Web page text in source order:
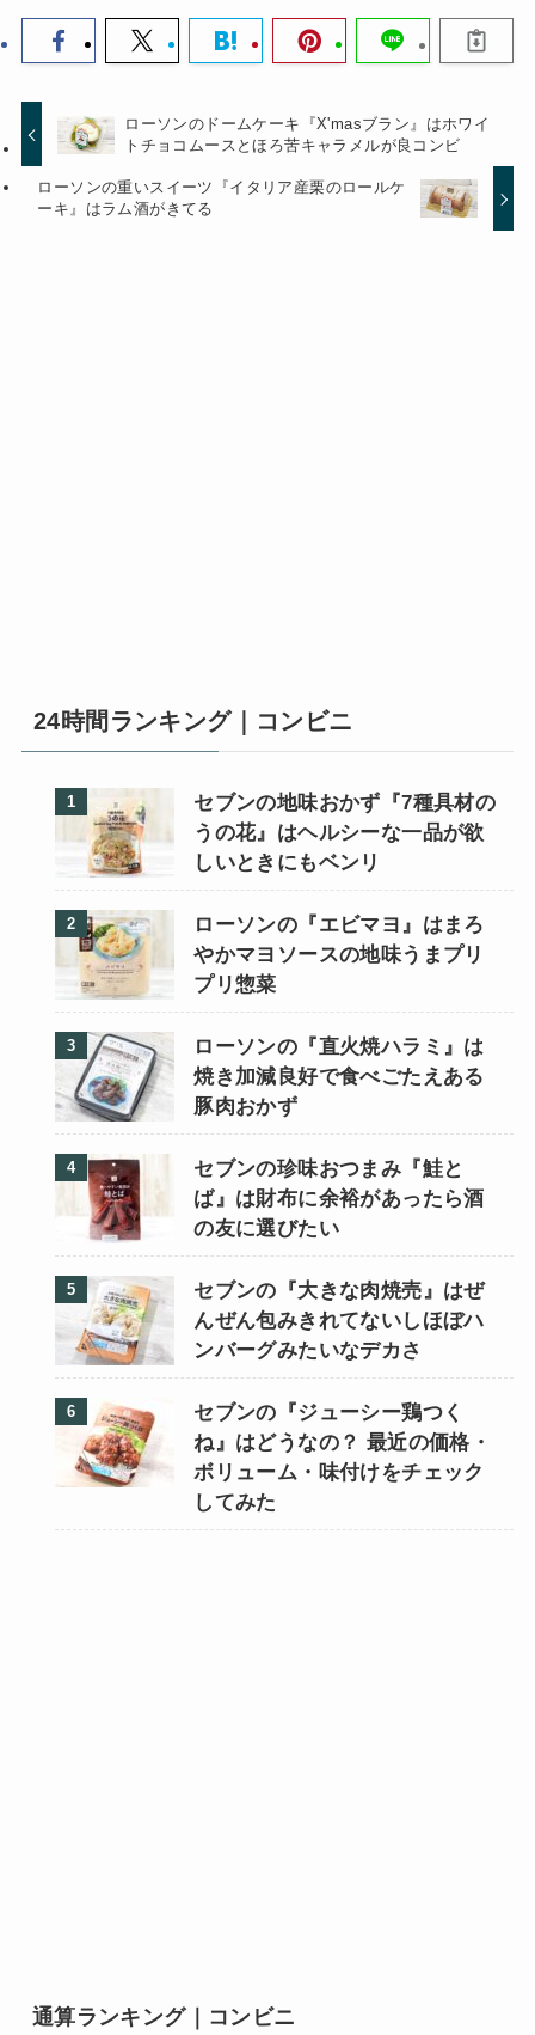
ローソンのドームケーキ『X'masブラン』はホワイ
トチョコムースとほろ苦キャラメルが良コンビ
ローソンの重いスイーツ『イタリア産栗のロールケ
ーキ』はラム酒がきてる
24時間ランキング｜コンビニ
セブンの地味おかず『7種具材の
うの花』はヘルシーな一品が欲
しいときにもベンリ
ローソンの『エビマヨ』はまろ
やかマヨソースの地味うまプリ
プリ惣菜
ローソンの『直火焼ハラミ』は
焼き加減良好で食べごたえある
豚肉おかず
セブンの珍味おつまみ『鮭と
ば』は財布に余裕があったら酒
の友に選びたい
セブンの『大きな肉焼売』はぜ
んぜん包みきれてないしほぼハ
ンバーグみたいなデカさ
セブンの『ジューシー鶏つく
ね』はどうなの？ 最近の価格・
ボリューム・味付けをチェック
してみた
通算ランキング｜コンビニ